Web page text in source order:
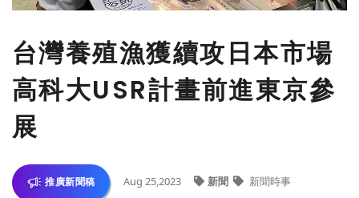
台灣養殖漁獲續攻日本市場
高科大USR計畫前進東京參
展
推廣新聞稿 Aug 25,2023 新聞 新聞時事